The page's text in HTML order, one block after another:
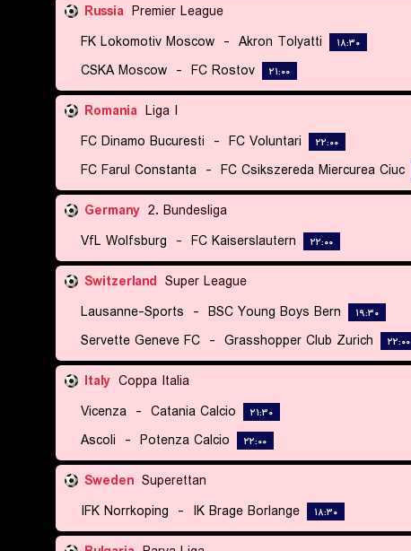
Russia Premier League
FK Lokomotiv Moscow - Akron Tolyatti ۱۸:۳۰
CSKA Moscow - FC Rostov ۲۱:۰۰
Romania Liga I
FC Dinamo Bucuresti - FC Voluntari ۲۲:۰۰
FC Farul Constanta - FC Csikszereda Miercurea Ciuc
Germany 2. Bundesliga
VfL Wolfsburg - FC Kaiserslautern ۲۲:۰۰
Switzerland Super League
Lausanne-Sports - BSC Young Boys Bern ۱۹:۳۰
Servette Geneve FC - Grasshopper Club Zurich ۲۲:۰۰
Italy Coppa Italia
Vicenza - Catania Calcio ۲۱:۳۰
Ascoli - Potenza Calcio ۲۲:۰۰
Sweden Superettan
IFK Norrkoping - IK Brage Borlange ۱۸:۳۰